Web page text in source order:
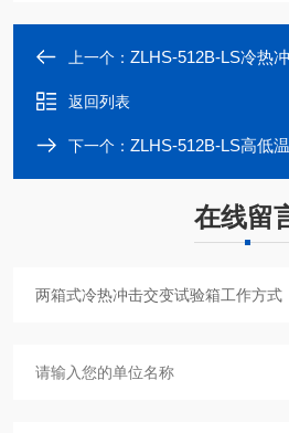
上一个： ZLHS-512B-LS冷热
返回列表
下一个： ZLHS-512B-LS高低
在线留